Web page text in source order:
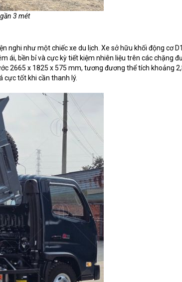
3 mét
như một chiếc xe du lịch. Xe sở hữu khối động cơ
ái, bền bỉ và cực kỳ tiết kiệm nhiên liệu trên các chặng
2665 x 1825 x 575 mm, tương đương thể tích khoảng
cực tốt khi cần thanh lý.